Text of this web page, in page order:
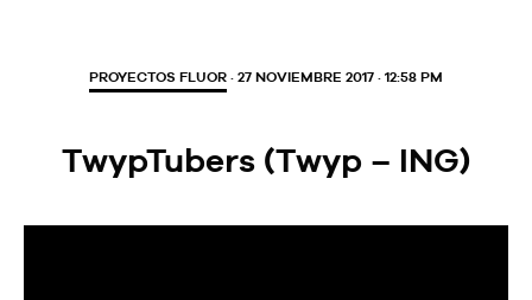
PROYECTOS FLUOR · 27 NOVIEMBRE 2017 · 12:58 PM
TwypTubers (Twyp – ING)